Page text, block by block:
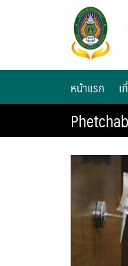
หน้าแรก